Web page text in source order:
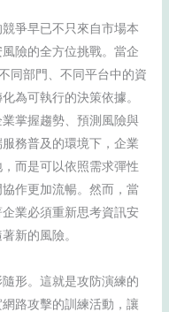
爭早已不只來自市場本
險的全方位挑戰。當企
同部門、不同平台中的資
為可執行的決策依據。
掌握趨勢、預測風險與
務普及的環境下，企業
而是可以依照需求彈性
作更加流暢。然而，當
業必須重新思考資訊安
新的風險。
形。這就是攻防演練的
路攻擊的訓練活動，讓